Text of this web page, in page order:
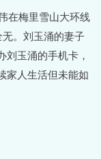
在梅里雪山大环线
。刘玉涌的妻子
玉涌的手机卡，
家人生活但未能如